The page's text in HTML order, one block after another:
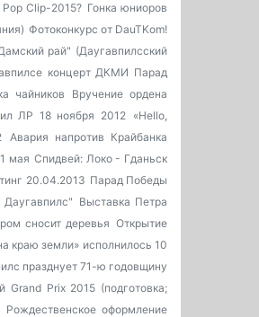
Clip-2015? Гонка юниоров
Фотоконкурс от DauTKom!
рай" (Даугавпилсский
концерт ДКМИ Парад
чайников
Вручение ордена
ЛР 18 ноября 2012
«Hello,
Авария напротив Крайбанка
мая Спидвей: Локо - Гданьск
20.04.2013 Парад Победы
Выставка Петра
сносит деревья Открытие
краю земли» исполнилось 10
празднует 71-ю годовщину
Grand Prix 2015 (подготовка;
Рождественское оформление